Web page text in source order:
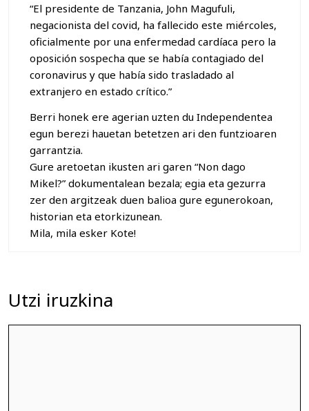
“El presidente de Tanzania, John Magufuli,
negacionista del covid, ha fallecido este miércoles,
oficialmente por una enfermedad cardíaca pero la
oposición sospecha que se había contagiado del
coronavirus y que había sido trasladado al
extranjero en estado crítico.”
Berri honek ere agerian uzten du Independentea
egun berezi hauetan betetzen ari den funtzioaren
garrantzia.
Gure aretoetan ikusten ari garen “Non dago
Mikel?” dokumentalean bezala; egia eta gezurra
zer den argitzeak duen balioa gure egunerokoan,
historian eta etorkizunean.
Mila, mila esker Kote!
Utzi iruzkina